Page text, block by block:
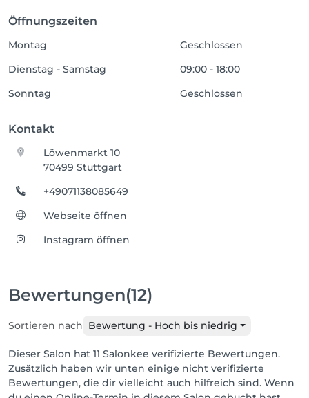
Öffnungszeiten
Montag
Geschlossen
Dienstag - Samstag
09:00 - 18:00
Sonntag
Geschlossen
Kontakt
Löwenmarkt 10
70499 Stuttgart
+49071138085649
Webseite öffnen
Instagram öffnen
Bewertungen(12)
Sortieren nach Bewertung - Hoch bis niedrig
Dieser Salon hat 11 Salonkee verifizierte Bewertungen.
Zusätzlich haben wir unten einige nicht verifizierte
Bewertungen, die dir vielleicht auch hilfreich sind. Wenn